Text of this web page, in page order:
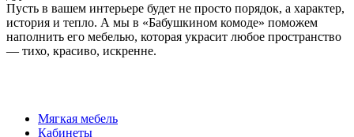
Пусть в вашем интерьере будет не просто порядок, а характер,
история и тепло. А мы в «Бабушкином комоде» поможем
наполнить его мебелью, которая украсит любое пространство
— тихо, красиво, искренне.
Мягкая мебель
Кабинеты